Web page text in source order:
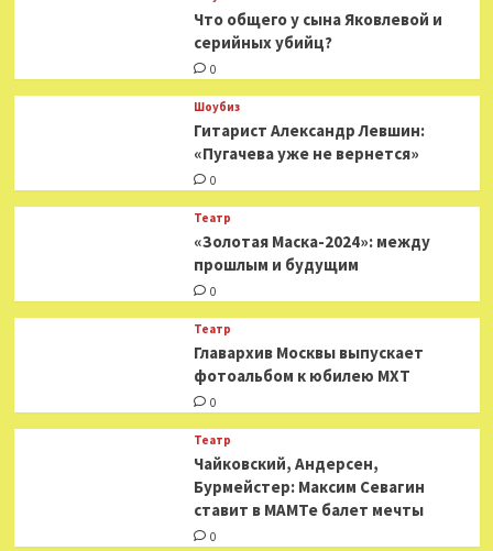
Что общего у сына Яковлевой и
серийных убийц?
0
Шоубиз
Гитарист Александр Левшин:
«Пугачева уже не вернется»
0
Театр
«Золотая Маска-2024»: между
прошлым и будущим
0
Театр
​​Главархив Москвы выпускает
фотоальбом к юбилею МХТ
0
Театр
​​Чайковский, Андерсен,
Бурмейстер: Максим Севагин
ставит в МАМТе балет мечты
0